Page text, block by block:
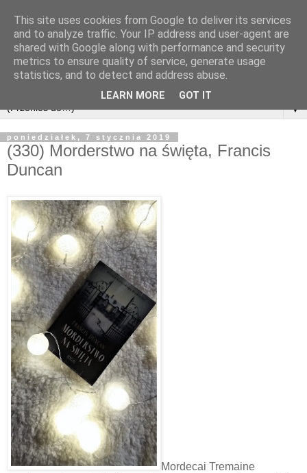
▼
poniedziałek, 7 stycznia 2019
(330) Morderstwo na święta, Francis
Duncan
Mordecai Tremaine
This site uses cookies from Google to deliver its services
and to analyze traffic. Your IP address and user-agent are
shared with Google along with performance and security
metrics to ensure quality of service, generate usage
statistics, and to detect and address abuse.
LEARN MORE GOT IT